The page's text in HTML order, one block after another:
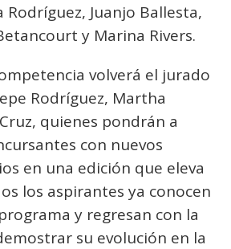
Rodríguez, Juanjo Ballesta,
y Marina Rivers.
volverá el jurado
Rodríguez, Martha
quienes pondrán a
con nuevos
en una edición que eleva
los aspirantes ya conocen
y regresan con la
su evolución en la